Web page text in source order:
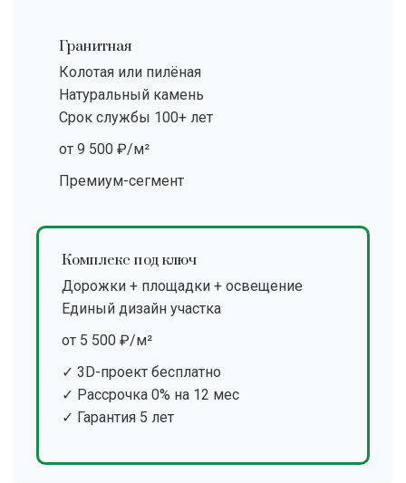
Гранитная
Колотая или пилёная
Натуральный камень
Срок службы 100+ лет
от 9 500 ₽/м²
Премиум-сегмент
Комплекс под ключ
Дорожки + площадки + освещение
Единый дизайн участка
от 5 500 ₽/м²
✓ 3D-проект бесплатно
✓ Рассрочка 0% на 12 мес
✓ Гарантия 5 лет